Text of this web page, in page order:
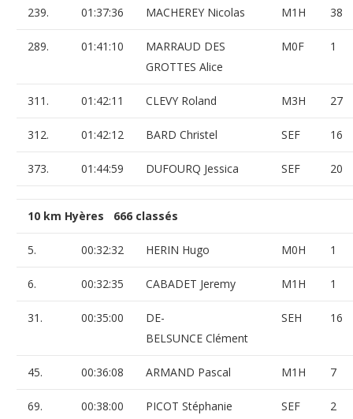
239. 01:37:36 MACHEREY Nicolas M1H 38
289. 01:41:10
MARRAUD DES
GROTTES Alice
M0F 1
311. 01:42:11 CLEVY Roland M3H 27
312. 01:42:12 BARD Christel SEF 16
373. 01:44:59 DUFOURQ Jessica SEF 20
10 km Hyères 666 classés
5. 00:32:32 HERIN Hugo M0H 1
6. 00:32:35 CABADET Jeremy M1H 1
31. 00:35:00
DE-
BELSUNCE Clément
SEH 16
45. 00:36:08 ARMAND Pascal M1H 7
69. 00:38:00 PICOT Stéphanie SEF 2